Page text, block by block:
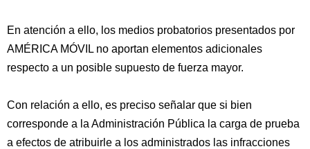
En atención a ello, los medios probatorios presentados por
AMÉRICA MÓVIL no aportan elementos adicionales
respecto a un posible supuesto de fuerza mayor.
Con relación a ello, es preciso señalar que si bien
corresponde a la Administración Pública la carga de prueba
a efectos de atribuirle a los administrados las infracciones